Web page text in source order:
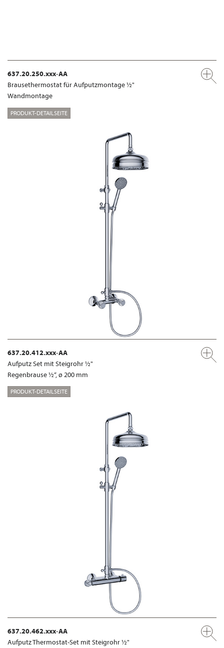
637.20.250.xxx-AA
Brausethermostat für Aufputzmontage ½"
Wandmontage
PRODUKT-DETAILSEITE
637.20.412.xxx-AA
Aufputz Set mit Steigrohr ½"
Regenbrause ½“, ø 200 mm
PRODUKT-DETAILSEITE
637.20.462.xxx-AA
Aufputz Thermostat-Set mit Steigrohr ½"